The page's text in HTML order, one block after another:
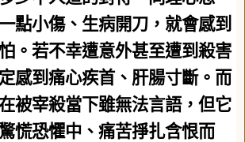
點小傷、生病開刀，就會感到
。若不幸遭意外甚至遭到殺害
感到痛心疾首、肝腸寸斷。而
被宰殺當下雖無法言語，但它
慌恐懼中、痛苦掙扎含恨而